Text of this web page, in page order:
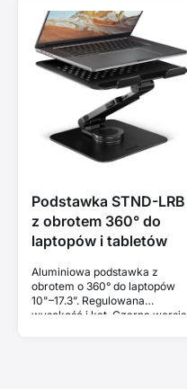
Podstawka STND-LRB
z obrotem 360° do
laptopów i tabletów
Aluminiowa podstawka z
obrotem o 360° do laptopów
10"–17.3”. Regulowana
wysokość i kąt. Czarna wersja.